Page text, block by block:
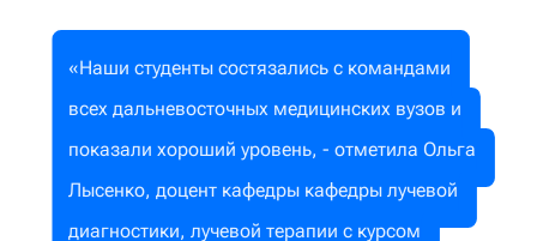
«Наши студенты состязались с командами
всех дальневосточных медицинских вузов и
показали хороший уровень, - отметила Ольга
Лысенко, доцент кафедры кафедры лучевой
диагностики, лучевой терапии с курсом